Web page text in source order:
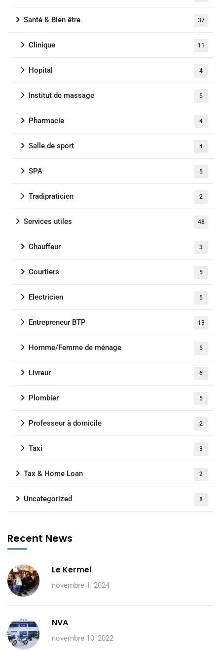
Santé & Bien être 37
Clinique 11
Hopital 4
Institut de massage 5
Pharmacie 4
Salle de sport 4
SPA 5
Tradipraticien 2
Services utiles 48
Chauffeur 3
Courtiers 5
Electricien 5
Entrepreneur BTP 13
Homme/Femme de ménage 5
Livreur 6
Plombier 5
Professeur à domicile 2
Taxi 3
Tax & Home Loan 2
Uncategorized 8
Recent News
Le Kermel
novembre 1, 2024
NVA
novembre 10, 2022